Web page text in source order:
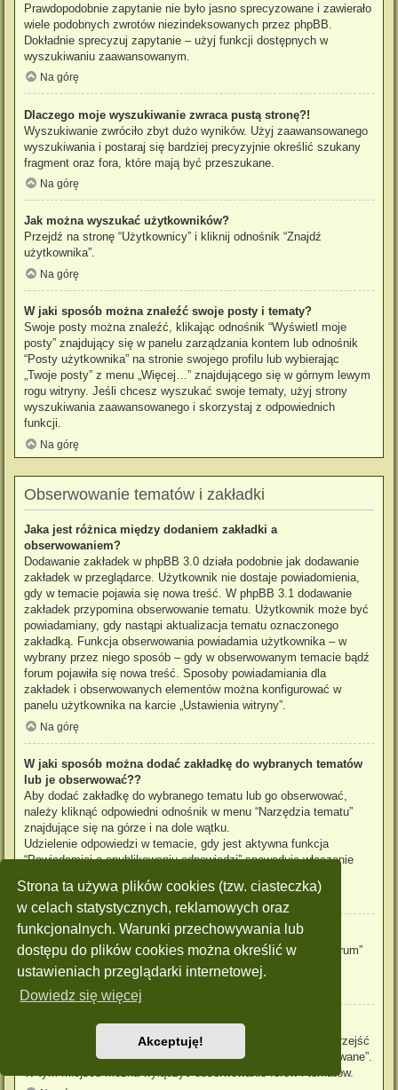
Strona ta używa plików cookies (tzw. ciasteczka)
w celach statystycznych, reklamowych oraz
funkcjonalnych. Warunki przechowywania lub
dostępu do plików cookies można określić w
ustawieniach przeglądarki internetowej.
Dowiedz się więcej
Akceptuję!
Prawdopodobnie zapytanie nie było jasno sprecyzowane i zawierało
wiele podobnych zwrotów niezindeksowanych przez phpBB.
Dokładnie sprecyzuj zapytanie – użyj funkcji dostępnych w
wyszukiwaniu zaawansowanym.
Na górę
Dlaczego moje wyszukiwanie zwraca pustą stronę?!
Wyszukiwanie zwróciło zbyt dużo wyników. Użyj zaawansowanego
wyszukiwania i postaraj się bardziej precyzyjnie określić szukany
fragment oraz fora, które mają być przeszukane.
Na górę
Jak można wyszukać użytkowników?
Przejdź na stronę “Użytkownicy” i kliknij odnośnik “Znajdź
użytkownika”.
Na górę
W jaki sposób można znaleźć swoje posty i tematy?
Swoje posty można znaleźć, klikając odnośnik “Wyświetl moje
posty” znajdujący się w panelu zarządzania kontem lub odnośnik
“Posty użytkownika” na stronie swojego profilu lub wybierając
„Twoje posty” z menu „Więcej…” znajdującego się w górnym lewym
rogu witryny. Jeśli chcesz wyszukać swoje tematy, użyj strony
wyszukiwania zaawansowanego i skorzystaj z odpowiednich
funkcji.
Na górę
Obserwowanie tematów i zakładki
Jaka jest różnica między dodaniem zakładki a
obserwowaniem?
Dodawanie zakładek w phpBB 3.0 działa podobnie jak dodawanie
zakładek w przeglądarce. Użytkownik nie dostaje powiadomienia,
gdy w temacie pojawia się nowa treść. W phpBB 3.1 dodawanie
zakładek przypomina obserwowanie tematu. Użytkownik może być
powiadamiany, gdy nastąpi aktualizacja tematu oznaczonego
zakładką. Funkcja obserwowania powiadamia użytkownika – w
wybrany przez niego sposób – gdy w obserwowanym temacie bądź
forum pojawiła się nowa treść. Sposoby powiadamiania dla
zakładek i obserwowanych elementów można konfigurować w
panelu użytkownika na karcie „Ustawienia witryny”.
Na górę
W jaki sposób można dodać zakładkę do wybranych tematów
lub je obserwować??
Aby dodać zakładkę do wybranego tematu lub go obserwować,
należy kliknąć odpowiedni odnośnik w menu “Narzędzia tematu”
znajdujące się na górze i na dole wątku.
Udzielenie odpowiedzi w temacie, gdy jest aktywna funkcja
“Powiadamiaj o opublikowaniu odpowiedzi” spowoduje włączenie
Jak obserwować wybrane forum?
Aby obserwować wybrane forum, należy kliknąć „Obserwuj forum”
znajdujący się na dole strony.
Na górę
W jaki sposób usunąć obserwowanie forum, tematu?
Aby wyłączyć funkcję obserwowania forum, tematu, należy przejść
do panelu zarządzania kontem i następnie do karty “Obserwowane”.
W tym miejscu można wyłączyć obserwowanie forów i tematów.